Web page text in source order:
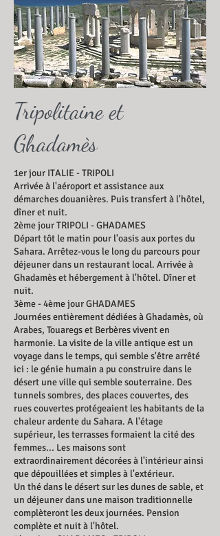
Tripolitaine et
Ghadamès
1er jour ITALIE - TRIPOLI
Arrivée à l'aéroport et assistance aux
démarches douanières. Puis transfert à l'hôtel,
dîner et nuit.
2ème jour TRIPOLI - GHADAMES
Départ tôt le matin pour l'oasis aux portes du
Sahara. Arrêtez-vous le long du parcours pour
déjeuner dans un restaurant local. Arrivée à
Ghadamès et hébergement à l'hôtel. Dîner et
nuit.
3ème - 4ème jour GHADAMES
Journées entièrement dédiées à Ghadamès, où
Arabes, Touaregs et Berbères vivent en
harmonie. La visite de la ville antique est un
voyage dans le temps, qui semble s'être arrêté
ici : le génie humain a pu construire dans le
désert une ville qui semble souterraine. Des
tunnels sombres, des places couvertes, des
rues couvertes protégeaient les habitants de la
chaleur ardente du Sahara. A l'étage
supérieur, les terrasses formaient la cité des
femmes... Les maisons sont
extraordinairement décorées à l'intérieur ainsi
que dépouillées et simples à l'extérieur.
Un thé dans le désert sur les dunes de sable, et
un déjeuner dans une maison traditionnelle
complèteront les deux journées. Pension
complète et nuit à l'hôtel.